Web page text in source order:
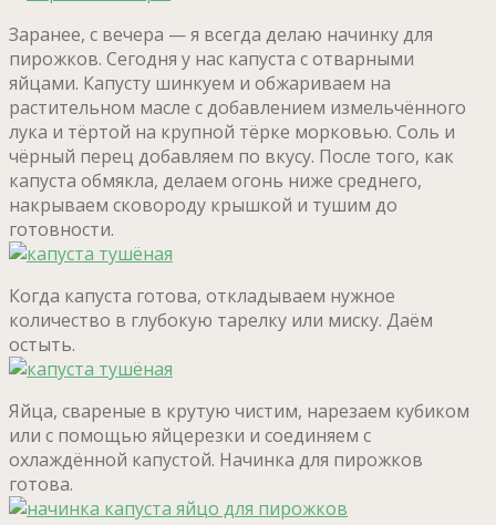
Заранее, с вечера — я всегда делаю начинку для
пирожков. Сегодня у нас капуста с отварными
яйцами. Капусту шинкуем и обжариваем на
растительном масле с добавлением измельчённого
лука и тёртой на крупной тёрке морковью. Соль и
чёрный перец добавляем по вкусу. После того, как
капуста обмякла, делаем огонь ниже среднего,
накрываем сковороду крышкой и тушим до
готовности.
Когда капуста готова, откладываем нужное
количество в глубокую тарелку или миску. Даём
остыть.
Яйца, свареные в крутую чистим, нарезаем кубиком
или с помощью яйцерезки и соединяем с
охлаждённой капустой. Начинка для пирожков
готова.